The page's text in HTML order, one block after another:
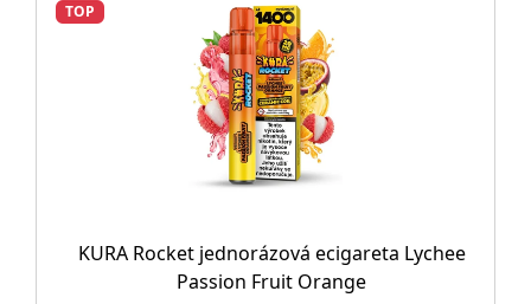
TOP
KURA Rocket jednorázová ecigareta Lychee
Passion Fruit Orange